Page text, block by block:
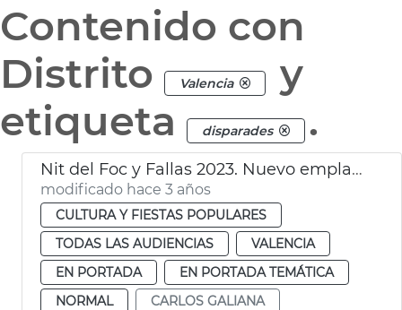
Contenido con
Distrito
Valencia
y
etiqueta
disparades .
Nit del Foc y Fallas 2023. Nuevo emplazamiento
modificado hace 3 años
CULTURA Y FIESTAS POPULARES
TODAS LAS AUDIENCIAS
VALENCIA
EN PORTADA
EN PORTADA TEMÁTICA
NORMAL
CARLOS GALIANA